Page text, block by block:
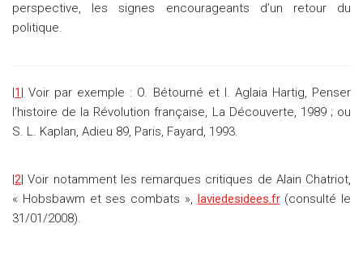
perspective, les signes encourageants d’un retour du
politique.
|1 | Voir par exemple : O. Bétourné et I. Aglaia Hartig, Penser
l’histoire de la Révolution française, La Découverte, 1989 ; ou
S. L. Kaplan, Adieu 89, Paris, Fayard, 1993.
|2| Voir notamment les remarques critiques de Alain Chatriot,
« Hobsbawm et ses combats », laviedesidees.fr(consulté le
31/01/2008).